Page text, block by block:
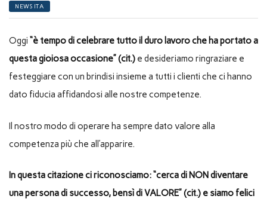
NEWS ITA
Oggi “è tempo di celebrare tutto il duro lavoro che ha portato a
questa gioiosa occasione” (cit.) e desideriamo ringraziare e
festeggiare con un brindisi insieme a tutti i clienti che ci hanno
dato fiducia affidandosi alle nostre competenze.
Il nostro modo di operare ha sempre dato valore alla
competenza più che all’apparire.
In questa citazione ci riconosciamo: “cerca di NON diventare
una persona di successo, bensì di VALORE” (cit.) e siamo felici